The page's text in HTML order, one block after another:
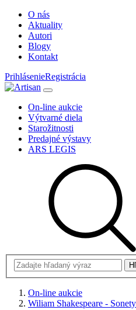
O nás
Aktuality
Autori
Blogy
Kontakt
PrihlásenieRegistrácia
On-line aukcie
Výtvarné diela
Starožitnosti
Predajné výstavy
ARS LEGIS
On-line aukcie
Wiliam Shakespeare -